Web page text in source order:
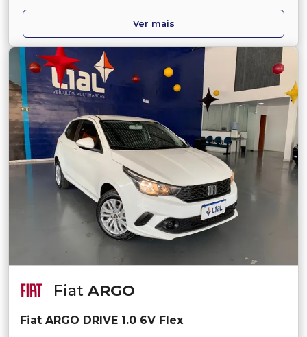
Ver mais
Fiat ARGO
Fiat ARGO DRIVE 1.0 6V Flex